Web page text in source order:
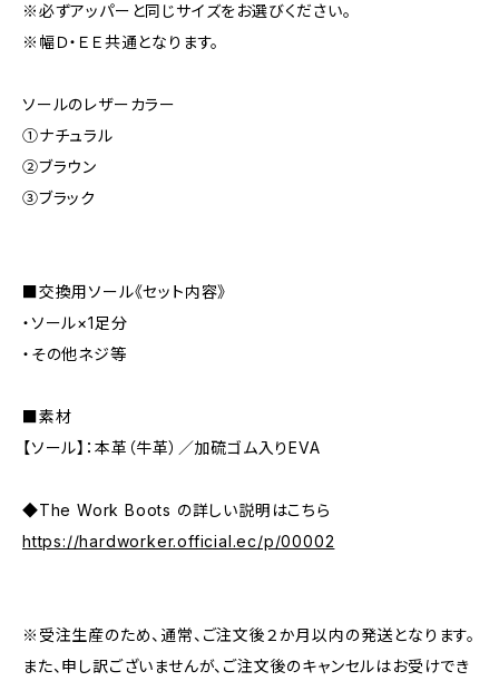
※必ずアッパーと同じサイズをお選びください。
※幅Ｄ・ＥＥ共通となります。
ソールのレザーカラー
①ナチュラル
②ブラウン
③ブラック
■交換用ソール《セット内容》
・ソール×1足分
・その他ネジ等
■素材
【ソール】：本革（牛革）／加硫ゴム入りEVA
◆The Work Boots の詳しい説明はこちら
https://hardworker.official.ec/p/00002
※受注生産のため、通常、ご注文後２か月以内の発送となります。
また、申し訳ございませんが、ご注文後のキャンセルはお受けでき